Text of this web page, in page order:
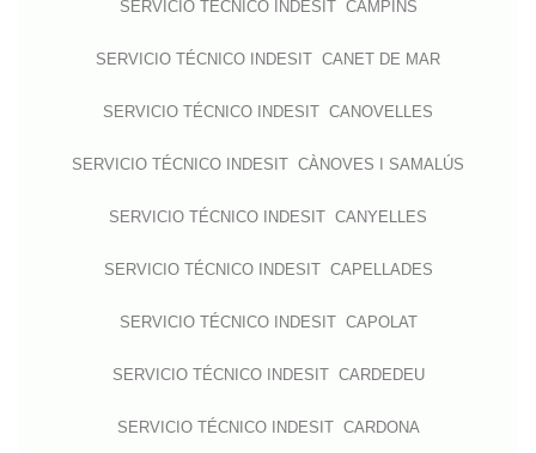
SERVICIO TÉCNICO INDESIT CAMPINS
SERVICIO TÉCNICO INDESIT CANET DE MAR
SERVICIO TÉCNICO INDESIT CANOVELLES
SERVICIO TÉCNICO INDESIT CÀNOVES I SAMALÚS
SERVICIO TÉCNICO INDESIT CANYELLES
SERVICIO TÉCNICO INDESIT CAPELLADES
SERVICIO TÉCNICO INDESIT CAPOLAT
SERVICIO TÉCNICO INDESIT CARDEDEU
SERVICIO TÉCNICO INDESIT CARDONA